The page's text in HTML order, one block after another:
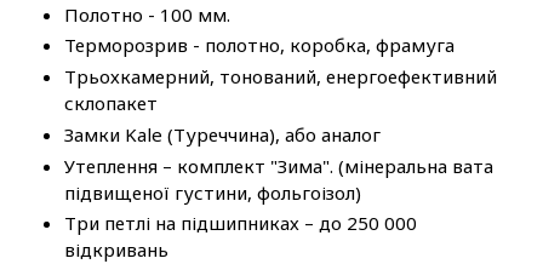
Полотно - 100 мм.
Терморозрив - полотно, коробка, фрамуга
Трьохкамерний, тонований, енергоефективний
склопакет
Замки Kale (Туреччина), або аналог
Утеплення – комплект "Зима". (мінеральна вата
підвищеної густини, фольгоізол)
Три петлі на підшипниках – до 250 000
відкривань